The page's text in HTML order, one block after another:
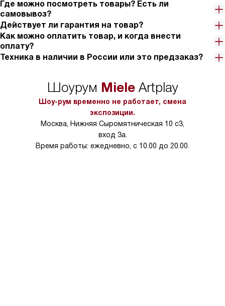
Где можно посмотреть товары? Есть ли
самовывоз?
Действует ли гарантия на товар?
Как можно оплатить товар, и когда внести
оплату?
Техника в наличии в России или это предзаказ?
Шоурум MieleArtplay
Шоу-рум временно не работает, смена
экспозиции.
Москва, Нижняя Сыромятническая 10 с3,
вход 3а.
Время работы: ежедневно, с 10.00 до 20.00.